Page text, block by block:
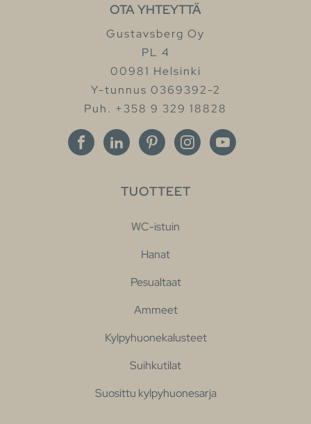
OTA YHTEYTTÄ
Gustavsberg Oy
PL 4
00981 Helsinki
Y-tunnus 0369392-2
Puh. +358 9 329 18828
TUOTTEET
WC-istuin
Hanat
Pesualtaat
Ammeet
Kylpyhuonekalusteet
Suihkutilat
Suosittu kylpyhuonesarja